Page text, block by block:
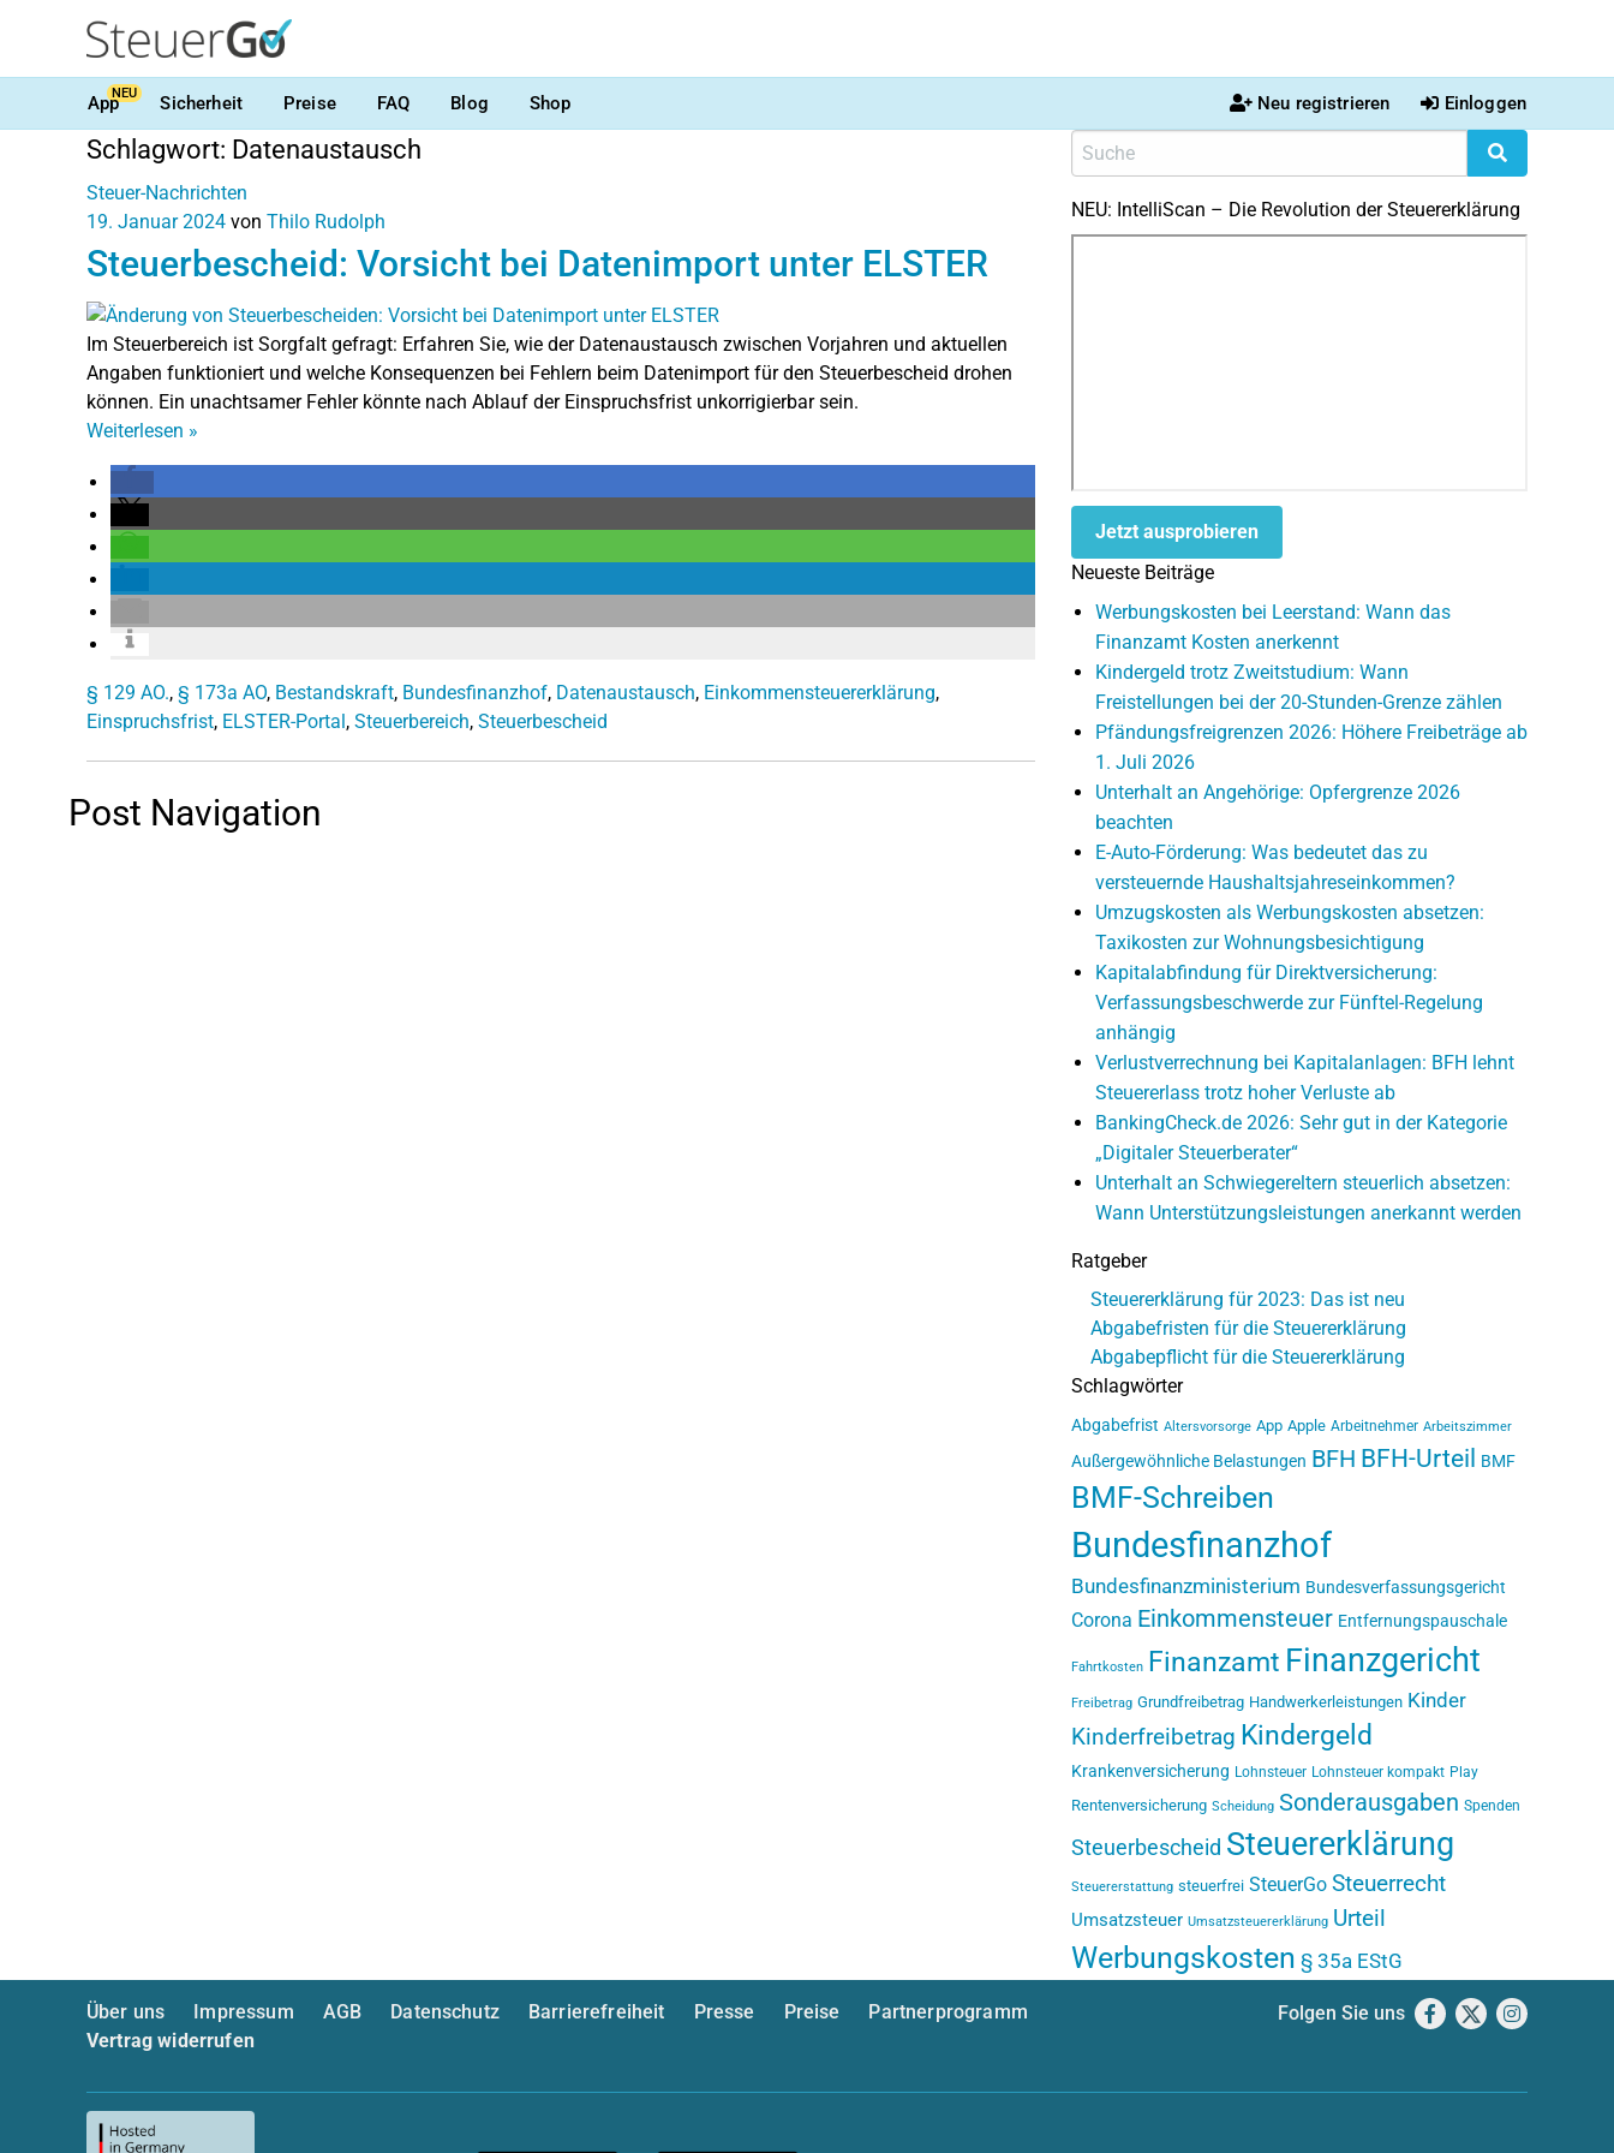
AppNEU Sicherheit Preise FAQ Blog Shop Neu registrieren Einloggen
Schlagwort: Datenaustausch
Steuer-Nachrichten
19. Januar 2024 von Thilo Rudolph
Steuerbescheid: Vorsicht bei Datenimport unter ELSTER
Im Steuerbereich ist Sorgfalt gefragt: Erfahren Sie, wie der Datenaustausch zwischen Vorjahren und aktuellen
Angaben funktioniert und welche Konsequenzen bei Fehlern beim Datenimport für den Steuerbescheid drohen
können. Ein unachtsamer Fehler könnte nach Ablauf der Einspruchsfrist unkorrigierbar sein.
Weiterlesen »
§ 129 AO., § 173a AO, Bestandskraft, Bundesfinanzhof, Datenaustausch, Einkommensteuererklärung,
Einspruchsfrist, ELSTER-Portal, Steuerbereich, Steuerbescheid
Post Navigation
NEU: IntelliScan – Die Revolution der Steuererklärung
Jetzt ausprobieren
Neueste Beiträge
Werbungskosten bei Leerstand: Wann das
Finanzamt Kosten anerkennt
Kindergeld trotz Zweitstudium: Wann
Freistellungen bei der 20-Stunden-Grenze zählen
Pfändungsfreigrenzen 2026: Höhere Freibeträge ab
1. Juli 2026
Unterhalt an Angehörige: Opfergrenze 2026
beachten
E-Auto-Förderung: Was bedeutet das zu
versteuernde Haushaltsjahreseinkommen?
Umzugskosten als Werbungskosten absetzen:
Taxikosten zur Wohnungsbesichtigung
Kapitalabfindung für Direktversicherung:
Verfassungsbeschwerde zur Fünftel-Regelung
anhängig
Verlustverrechnung bei Kapitalanlagen: BFH lehnt
Steuererlass trotz hoher Verluste ab
BankingCheck.de 2026: Sehr gut in der Kategorie
„Digitaler Steuerberater“
Unterhalt an Schwiegereltern steuerlich absetzen:
Wann Unterstützungsleistungen anerkannt werden
Ratgeber
Steuererklärung für 2023: Das ist neu
Abgabefristen für die Steuererklärung
Abgabepflicht für die Steuererklärung
Schlagwörter
Abgabefrist Altersvorsorge App Apple Arbeitnehmer Arbeitszimmer
Außergewöhnliche Belastungen BFH BFH-Urteil BMF
BMF-Schreiben
Bundesfinanzhof
Bundesfinanzministerium Bundesverfassungsgericht
Corona Einkommensteuer Entfernungspauschale
Fahrtkosten Finanzamt Finanzgericht
Freibetrag Grundfreibetrag Handwerkerleistungen Kinder
Kinderfreibetrag Kindergeld
Krankenversicherung Lohnsteuer Lohnsteuer kompakt Play
Rentenversicherung Scheidung Sonderausgaben Spenden
Steuerbescheid Steuererklärung
Steuererstattung steuerfrei SteuerGo Steuerrecht
Umsatzsteuer Umsatzsteuererklärung Urteil
Werbungskosten § 35a EStG
Über uns Impressum AGB Datenschutz Barrierefreiheit Presse Preise
Partnerprogramm
Vertrag widerrufen
Folgen Sie uns Facebook
X Instagram